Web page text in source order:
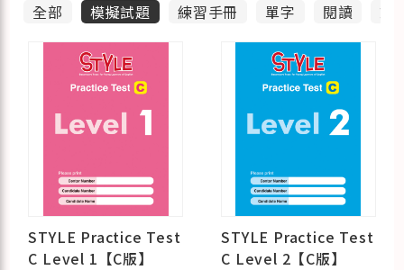
全部 模擬試題 練習手冊 單字 閱讀 文
STYLE Practice Test
C Level 1【C版】
STYLE Practice Test
C Level 2【C版】